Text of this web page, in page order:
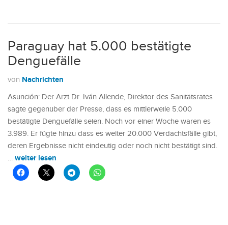
Paraguay hat 5.000 bestätigte
Denguefälle
von Nachrichten
Asunción: Der Arzt Dr. Iván Allende, Direktor des Sanitätsrates
sagte gegenüber der Presse, dass es mittlerweile 5.000
bestätigte Denguefälle seien. Noch vor einer Woche waren es
3.989. Er fügte hinzu dass es weiter 20.000 Verdachtsfälle gibt,
deren Ergebnisse nicht eindeutig oder noch nicht bestätigt sind.
… weiter lesen